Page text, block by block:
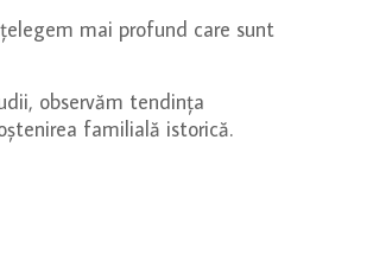
mai profund care sunt
observăm tendința
familială istorică.